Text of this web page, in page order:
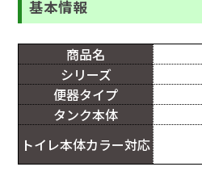
基本情報
商品名
シリーズ
便器タイプ
タンク本体
トイレ本体カラー対応